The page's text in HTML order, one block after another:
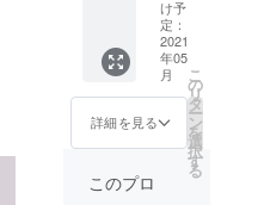
性もご
ざいま
す。
22,000
般販売
予定価
格は資
金調達
及び支
援状況
によっ
て変更
け予
定：
2021
年05
月
詳細を見る
こ
の
リ
タ
ー
ン
を
選
択
す
る
このプロ